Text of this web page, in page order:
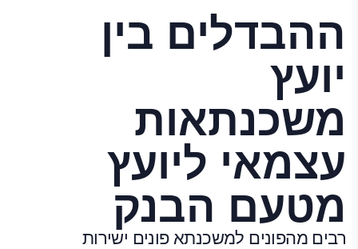
ההבדלים בין
יועץ
משכנתאות
עצמאי ליועץ
מטעם הבנק
רבים מהפונים למשכנתא פונים ישירות